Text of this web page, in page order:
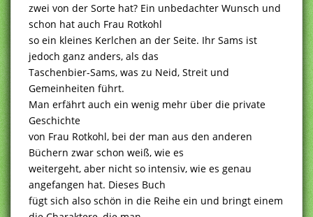
zwei von der Sorte hat? Ein unbedachter Wunsch und
schon hat auch Frau Rotkohl
so ein kleines Kerlchen an der Seite. Ihr Sams ist
jedoch ganz anders, als das
Taschenbier-Sams, was zu Neid, Streit und
Gemeinheiten führt.
Man erfährt auch ein wenig mehr über die private
Geschichte
von Frau Rotkohl, bei der man aus den anderen
Büchern zwar schon weiß, wie es
weitergeht, aber nicht so intensiv, wie es genau
angefangen hat. Dieses Buch
fügt sich also schön in die Reihe ein und bringt einem